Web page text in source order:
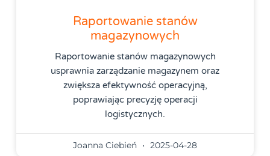
Raportowanie stanów
magazynowych
Raportowanie stanów magazynowych
usprawnia zarządzanie magazynem oraz
zwiększa efektywność operacyjną,
poprawiając precyzję operacji
logistycznych.
Joanna Ciebień 2025-04-28